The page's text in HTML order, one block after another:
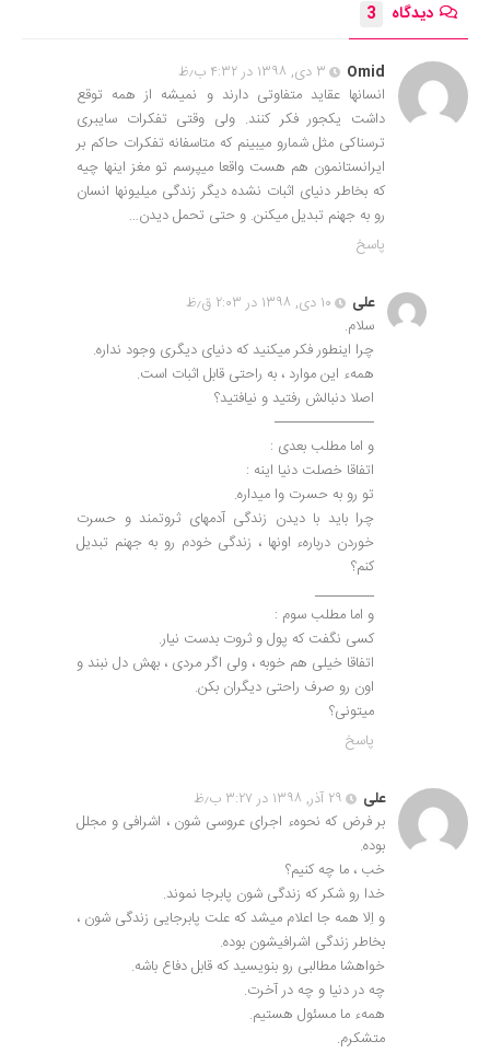
دیدگاه 3
Omid
۳ دی, ۱۳۹۸ در ۴:۳۲ ب٫ظ
انسانها عقاید متفاوتی دارند و نمیشه از همه توقع
داشت یکجور فکر کنند. ولی وقتی تفکرات سایبری
ترسناکی مثل شمارو میبینم که متاسفانه تفکرات حاکم بر
ایرانستانمون هم هست واقعا میپرسم تو مغز اینها چیه
که بخاطر دنیای اثبات نشده دیگر زندگی میلیونها انسان
رو به جهنم تبدیل میکنن. و حتی تحمل دیدن…
پاسخ
علی
۱۰ دی, ۱۳۹۸ در ۲:۰۳ ق٫ظ
سلام.
چرا اینطور فکر میکنید که دنیای دیگری وجود نداره.
همهء این موارد ، به راحتی قابل اثبات است.
اصلا دنبالش رفتید و نیافتید؟
———————
و اما مطلب بعدی :
اتفاقا خصلت دنیا اینه :
تو رو به حسرت وا میداره.
چرا باید با دیدن زندگی آدمهای ثروتمند و حسرت
خوردن دربارهء اونها ، زندگی خودم رو به جهنم تبدیل
کنم؟
_________
و اما مطلب سوم :
کسی نگفت که پول و ثروت بدست نیار.
اتفاقا خیلی هم خوبه ، ولی اگر مردی ، بهش دل نبند و
اون رو صرف راحتی دیگران بکن.
میتونی؟
پاسخ
علی
۲۹ آذر, ۱۳۹۸ در ۳:۲۷ ب٫ظ
بر فرض که نحوهء اجرای عروسی شون ، اشرافی و مجلل
بوده.
خب ، ما چه کنیم؟
خدا رو شکر که زندگی شون پابرجا نموند.
و اِلا همه جا اعلام میشد که علت پابرجایی زندگی شون ،
بخاطر زندگی اشرافیشون بوده.
خواهشا مطالبی رو بنویسید که قابل دفاع باشه.
چه در دنیا و چه در آخرت.
همهء ما مسئول هستیم.
متشکرم.